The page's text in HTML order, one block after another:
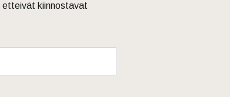
etteivät kiinnostavat